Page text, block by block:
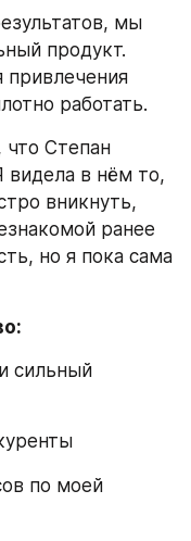
мы
продукт.
работать.
что Степан
видела в нём то,
вникнуть,
ранее
но я пока сама
сильный
по моей